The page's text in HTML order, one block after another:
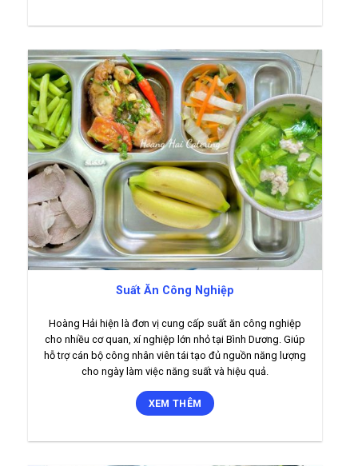
Suất Ăn Công Nghiệp
Hoàng Hải hiện là đơn vị cung cấp suất ăn công nghiệp
cho nhiều cơ quan, xí nghiệp lớn nhỏ tại Bình Dương. Giúp
hỗ trợ cán bộ công nhân viên tái tạo đủ nguồn năng lượng
cho ngày làm việc năng suất và hiệu quả.
XEM THÊM